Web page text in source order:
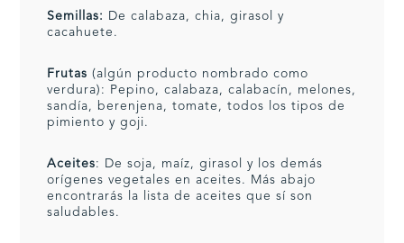
Semillas:
De calabaza, chia, girasol y
cacahuete.
Frutas (algún producto nombrado como
verdura): Pepino, calabaza, calabacín, melones,
sandía, berenjena, tomate, todos los tipos de
pimiento y goji.
Aceites: De soja, maíz, girasol y los demás
orígenes vegetales en aceites. Más abajo
encontrarás la lista de aceites que sí son
saludables.